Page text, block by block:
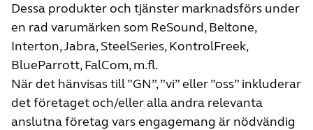
Dessa produkter och tjänster marknadsförs under
en rad varumärken som ReSound, Beltone,
Interton, Jabra, SteelSeries, KontrolFreek,
BlueParrott, FalCom, m.fl.
När det hänvisas till ”GN”, ”vi” eller ”oss” inkluderar
det företaget och/eller alla andra relevanta
anslutna företag vars engagemang är nödvändig